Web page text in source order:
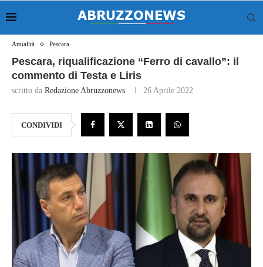
Attualità Pescara
Pescara, riqualificazione “Ferro di cavallo”: il
commento di Testa e Liris
scritto da Redazione Abruzzonews 26 Aprile 2022
CONDIVIDI